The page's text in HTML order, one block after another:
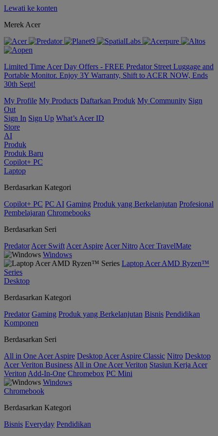
Lewati ke konten
Merek Acer
Limited Time Acer Day Offers - FREE Predator Street Luggage and
Portable Monitor. Enjoy 3Y Warranty, Shift to ACER NOW, Ends
30th Sept!
My Profile My Products Daftarkan Produk My Community Sign
Out
Sign In Sign Up What’s Acer ID
Store
AI
Produk
Produk Baru
Copilot+ PC
Laptop
Berdasarkan Kategori
Copilot+ PC PC AI Gaming Produk yang Berkelanjutan Profesional
Pembelajaran Chromebooks
Berdasarkan Seri
Predator Acer Swift Acer Aspire Acer Nitro Acer TravelMate
Windows
Laptop Acer AMD Ryzen™
Series
Desktop
Berdasarkan Kategori
Predator Gaming Produk yang Berkelanjutan Bisnis Pendidikan
Komponen
Berdasarkan Seri
All in One Acer Aspire Desktop Acer Aspire Classic Nitro Desktop
Acer Veriton Business All in One Acer Veriton Stasiun Kerja Acer
Veriton Add-In-One Chromebox PC Mini
Windows
Chromebook
Berdasarkan Kategori
Bisnis Everyday Pendidikan